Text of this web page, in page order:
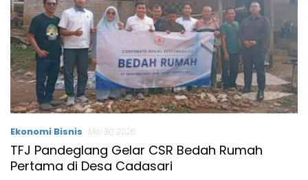
Ekonomi Bisnis Mei 30, 2026
TFJ Pandeglang Gelar CSR Bedah Rumah
Pertama di Desa Cadasari